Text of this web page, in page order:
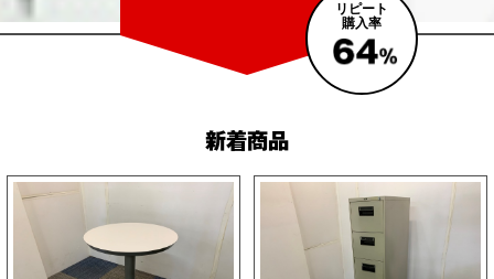
リピート
購入率
新着商品